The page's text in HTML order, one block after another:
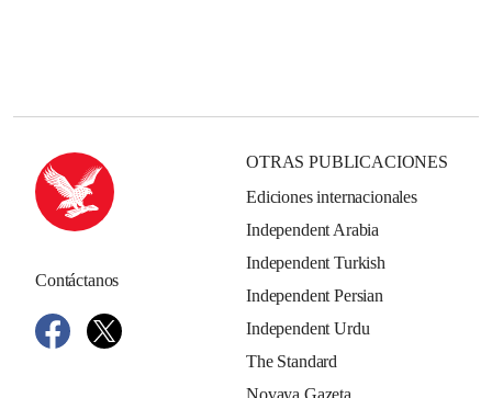
Contáctanos
OTRAS PUBLICACIONES
Ediciones internacionales
Independent Arabia
Independent Turkish
Independent Persian
Independent Urdu
The Standard
Novaya Gazeta